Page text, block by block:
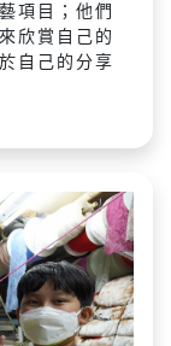
項目；他們
欣賞自己的
自己的分享